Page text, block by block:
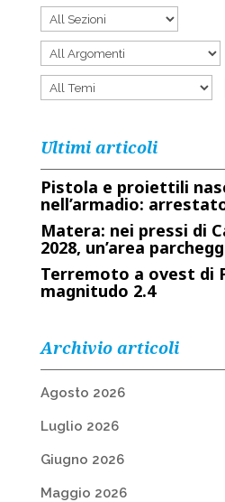
Ultimi articoli
Pistola e proiettili
nell’armadio:
Matera: nei pressi di
2028, un’area
Terremoto a ovest di
magnitudo 2.4
Archivio articoli
Agosto 2026
Luglio 2026
Giugno 2026
Maggio 2026